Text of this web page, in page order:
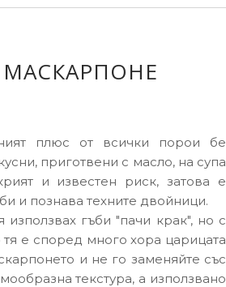
плюс от всички порои бе
приготвени с масло, на супа
и известен риск, затова е
и познава техните двойници.
гъби "пачи крак", но с
е според много хора царицата
и не го заменяйте със
текстура, a използвано